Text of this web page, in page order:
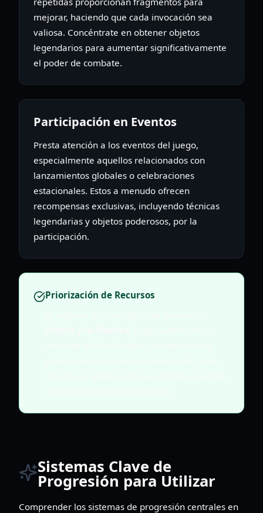
mejorar, haciendo que cada invocación sea
valiosa. Concéntrate en obtener objetos
legendarios para aumentar significativamente
el poder de combate.
Participación en Eventos
Presta atención a los eventos del juego,
especialmente aquellos relacionados con
lanzamientos globales o celebraciones
estacionales. Estos a menudo ofrecen
recompensas exclusivas, incluyendo técnicas
legendarias y objetos poderosos, por la
participación.
Priorización de Recursos
Sistemas Clave de
Progresión para Utilizar
Comprender los sistemas de progresión centrales en